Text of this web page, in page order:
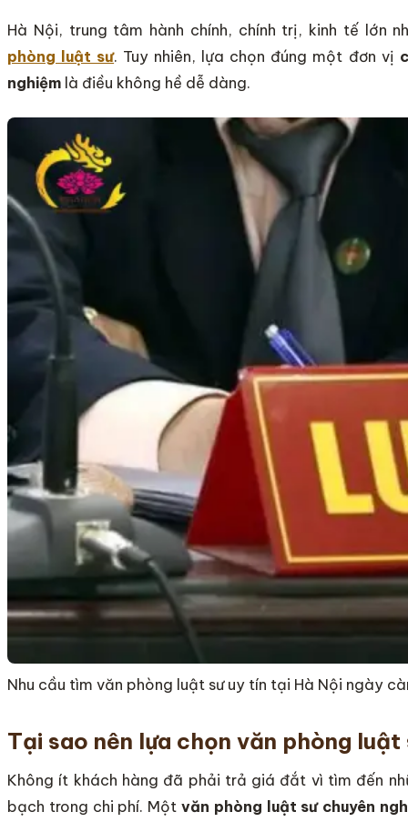
Hà Nội, trung tâm hành chính, chính trị, kinh tế lớn
phòng luật sư. Tuy nhiên, lựa chọn đúng một đơn vị
nghiệm là điều không hề dễ dàng.
Nhu cầu tìm văn phòng luật sư uy tín tại Hà Nội ngày
Tại sao nên lựa chọn văn phòng
Không ít khách hàng đã phải trả giá đắt vì tìm đến
bạch trong chi phí. Một văn phòng luật sư chuyên